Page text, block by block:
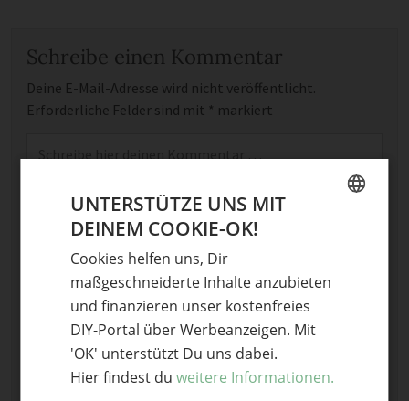
Schreibe einen Kommentar
Deine E-Mail-Adresse wird nicht veröffentlicht.
Erforderliche Felder sind mit * markiert
UNTERSTÜTZE UNS MIT
DEINEM COOKIE-OK!
Cookies helfen uns, Dir
maßgeschneiderte Inhalte anzubieten
und finanzieren unser kostenfreies
DIY-Portal über Werbeanzeigen. Mit
'OK' unterstützt Du uns dabei.
Hier findest du weitere Informationen.